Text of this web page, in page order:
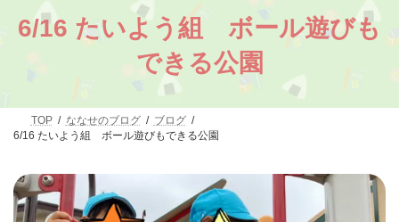
6/16 たいよう組 ボール遊びも
できる公園
TOP ななせのブログ
ブログ
6/16 たいよう組 ボール遊びもできる公園